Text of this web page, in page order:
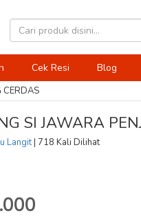
Cek Resi Blog
CERDAS
SI JAWARA
Langit| 718 Kali Dilihat